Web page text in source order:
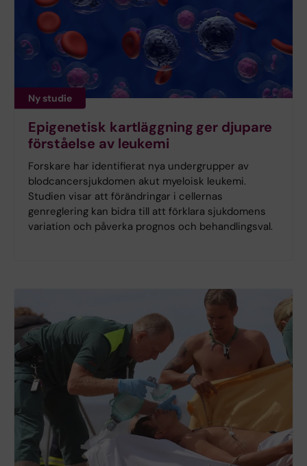
Ny studie
Epigenetisk kartläggning ger djupare
förståelse av leukemi
Forskare har identifierat nya undergrupper av
blodcancersjukdomen akut myeloisk leukemi.
Studien visar att förändringar i cellernas
genreglering kan bidra till att förklara sjukdomens
variation och påverka prognos och behandlingsval.